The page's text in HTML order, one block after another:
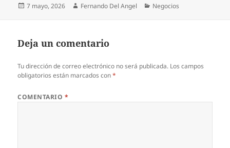
Publicado
7 mayo, 2026 Autor
Fernando Del Angel Categorías
Negocios
Deja un comentario
Tu dirección de correo electrónico no será publicada. Los campos
obligatorios están marcados con*
COMENTARIO *